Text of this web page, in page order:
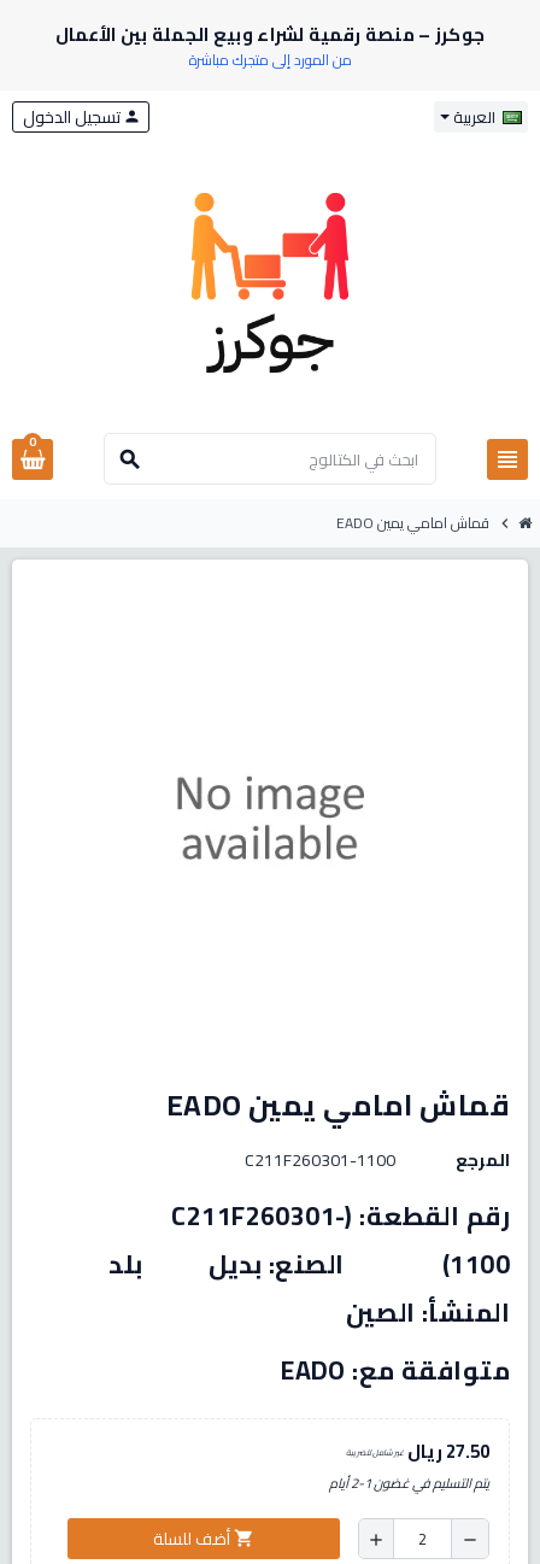
جوكرز – منصة رقمية لشراء وبيع الجملة بين الأعمال
من المورد إلى متجرك مباشرة
العربية
view_headline
search
person تسجيل الدخول
0
chevron_right قماش امامي يمين EADO
قماش امامي يمين EADO
المرجع C211F260301-1100
رقم القطعة: (C211F260301-
1100) الصنع: بديل بلد
المنشأ: الصين
متوافقة مع: EADO
27.50 ريال غير شامل للضريبة
يتم التسليم في غضون 1-2 أيام
remove
add
shopping_cartأضف للسلة